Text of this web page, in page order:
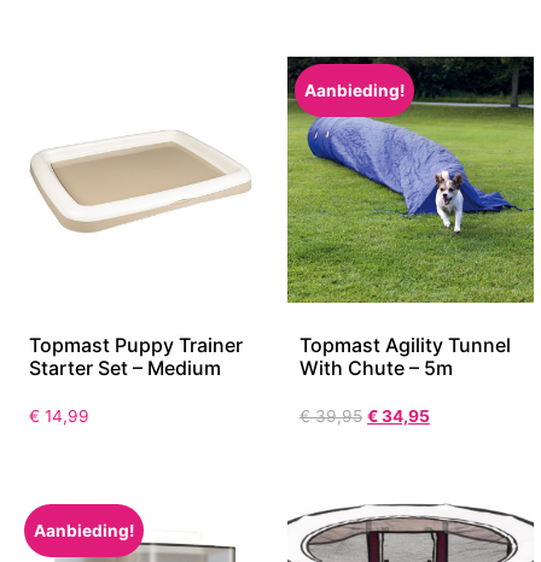
Topmast Puppy Trainer
Starter Set – Medium
€ 14,99
Aanbieding!
Topmast Agility Tunnel
With Chute – 5m
€39,95 €34,95
Aanbieding!